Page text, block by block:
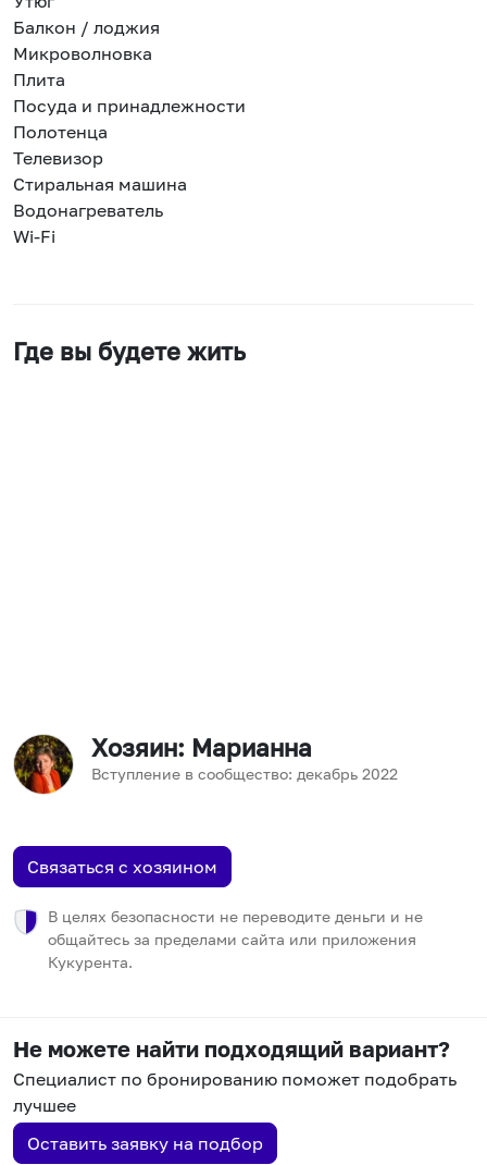
Балкон / лоджия
Микроволновка
Плита
Посуда и принадлежности
Полотенца
Телевизор
Стиральная машина
Водонагреватель
Wi-Fi
Где вы будете жить
Хозяин: Марианна
Вступление в сообщество: декабрь 2022
Связаться с хозяином
В целях безопасности не переводите деньги и не
общайтесь за пределами сайта или приложения
Кукурента.
Не можете найти подходящий вариант?
Специалист по бронированию поможет подобрать
лучшее
Оставить заявку на подбор